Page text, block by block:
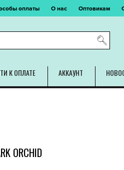
оплаты О нас Оптовикам
К ОПЛАТЕ АККАУНТ
ORCHID